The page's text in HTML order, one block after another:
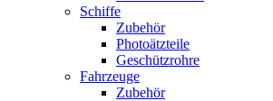
Schiffe
Zubehör
Photoätzteile
Geschützrohre
Fahrzeuge
Zubehör